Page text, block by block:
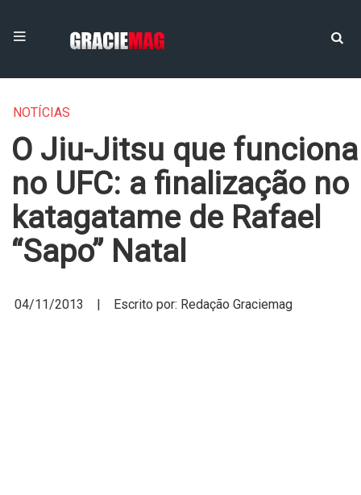
NOTÍCIAS
O Jiu-Jitsu que funciona
no UFC: a finalização no
katagatame de Rafael
“Sapo” Natal
04/11/2013 | Escrito por: Redação Graciemag